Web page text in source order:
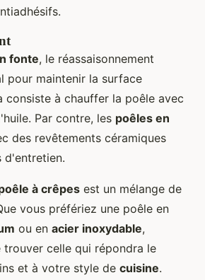
fonte, le réassaisonnement
pour maintenir la surface
consiste à chauffer la poêle avec
Par contre, les poêles en
des revêtements céramiques
d'entretien.
à crêpes est un mélange de
vous préfériez une poêle en
ou en acier inoxydable,
celle qui répondra le
et à votre style de cuisine.